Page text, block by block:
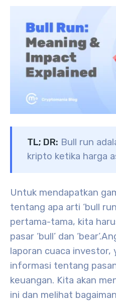
TL; DR: Bull run
kripto ketika harga
Untuk mendapatkan
tentang apa arti ‘bull
pertama-tama, kita
pasar ‘bull’ dan ‘bear’.
laporan cuaca investor,
informasi tentang
keuangan. Kita akan
ini dan melihat